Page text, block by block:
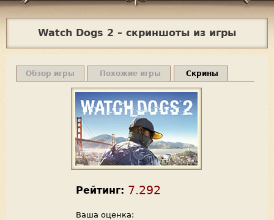
Watch Dogs 2 – скриншоты из игры
Обзор игры Похожие игры Скрины
Рейтинг: 7.292
Ваша оценка: